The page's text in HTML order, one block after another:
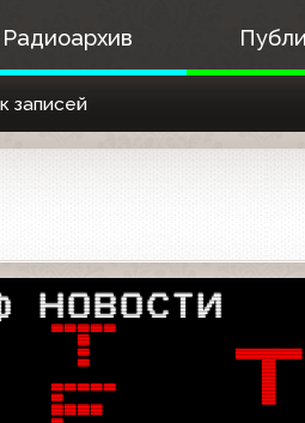
Радиоархив
записей
НОВОСТИ


